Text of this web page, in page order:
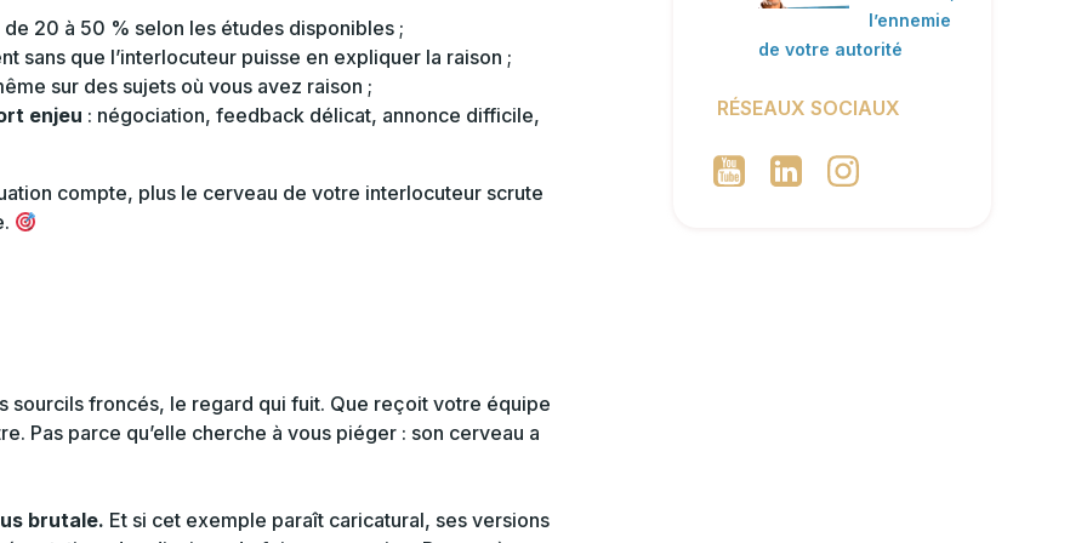
de 20 à 50 % selon les études disponibles ;
sans que l’interlocuteur puisse en expliquer la raison ;
sur des sujets où vous avez raison ;
enjeu : négociation, feedback délicat, annonce difficile,
compte, plus le cerveau de votre interlocuteur scrute
sourcils froncés, le regard qui fuit. Que reçoit votre équipe
Pas parce qu’elle cherche à vous piéger : son cerveau a
brutale. Et si cet exemple paraît caricatural, ses versions
l’ennemie
de votre autorité
RÉSEAUX SOCIAUX